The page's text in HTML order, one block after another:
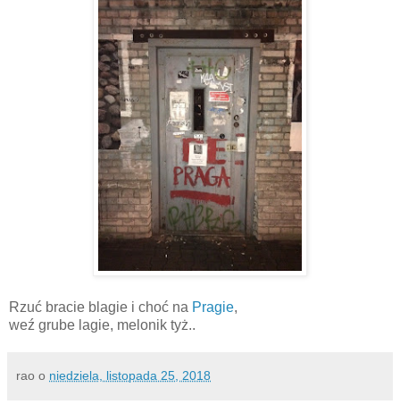
Rzuć bracie blagie i choć na Pragie,
weź grube lagie, melonik tyż..
rao o niedziela, listopada 25, 2018